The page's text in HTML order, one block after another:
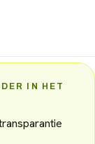
IN HET